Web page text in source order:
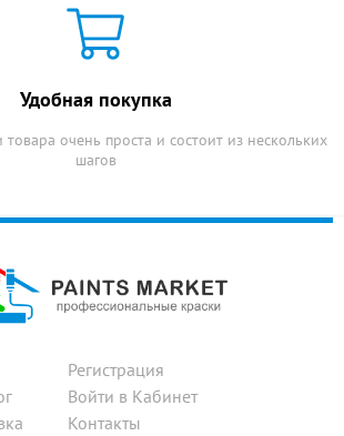
Удобная покупка
очень проста и состоит из нескольких
шагов
Регистрация
Войти в Кабинет
Контакты